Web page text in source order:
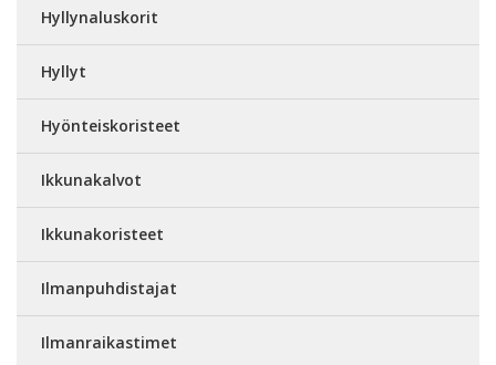
Hyllynaluskorit
Hyllyt
Hyönteiskoristeet
Ikkunakalvot
Ikkunakoristeet
Ilmanpuhdistajat
Ilmanraikastimet